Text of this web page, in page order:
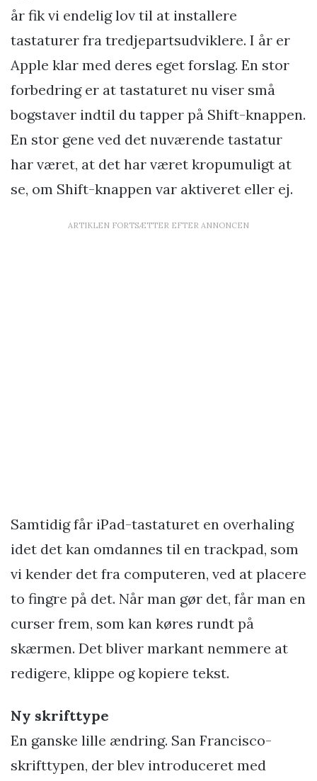
år fik vi endelig lov til at installere
tastaturer fra tredjepartsudviklere. I år er
Apple klar med deres eget forslag. En stor
forbedring er at tastaturet nu viser små
bogstaver indtil du tapper på Shift-knappen.
En stor gene ved det nuværende tastatur
har været, at det har været kropumuligt at
se, om Shift-knappen var aktiveret eller ej.
ARTIKLEN FORTSÆTTER EFTER ANNONCEN
Samtidig får iPad-tastaturet en overhaling
idet det kan omdannes til en trackpad, som
vi kender det fra computeren, ved at placere
to fingre på det. Når man gør det, får man en
curser frem, som kan køres rundt på
skærmen. Det bliver markant nemmere at
redigere, klippe og kopiere tekst.
Ny skrifttype
En ganske lille ændring. San Francisco-
skrifttypen, der blev introduceret med